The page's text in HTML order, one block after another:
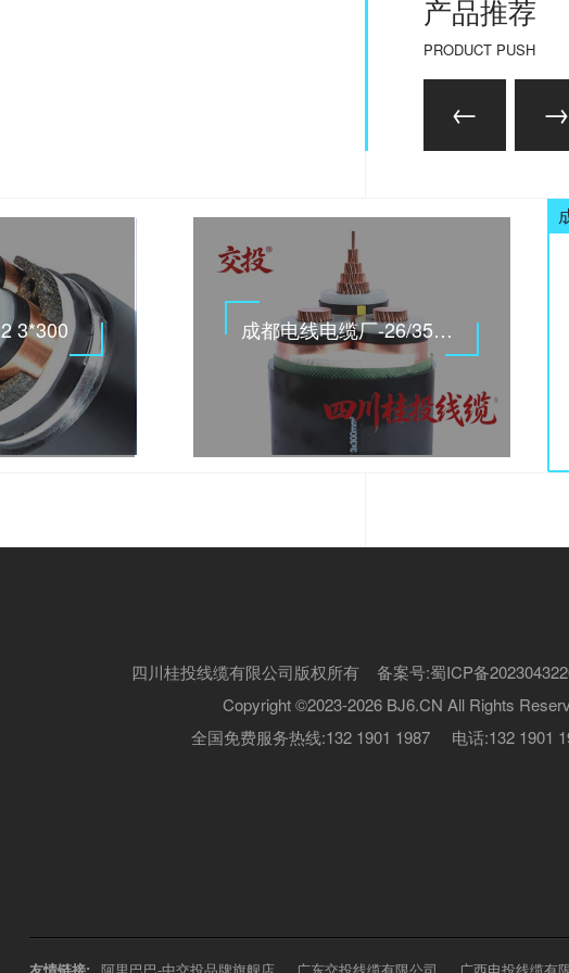
产品推荐
PRODUCT PUSH
成都电线电缆厂-26/35KV高压电缆
3*300
四川桂投线缆有限公司版权所有 备案号:蜀ICP备
Copyright ©2023-2026 BJ6.CN All Rights
全国免费服务热线:132 1901 1987 电话:132 1901
友情链接: 阿里巴巴-中交投品牌旗舰店 广东交投线缆有限公司 广西电投线缆有